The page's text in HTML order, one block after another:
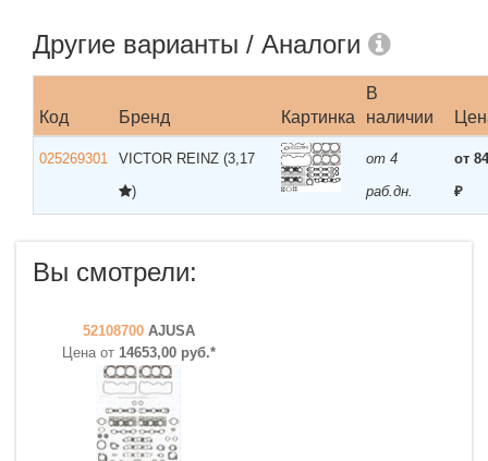
Другие варианты / Аналоги
Код Бренд Картинка
В
наличии
025269301 VICTOR REINZ (3,17
)
от 4
раб.дн.
от
₽
Вы смотрели:
52108700 AJUSA
Цена от 14653,00 руб.*